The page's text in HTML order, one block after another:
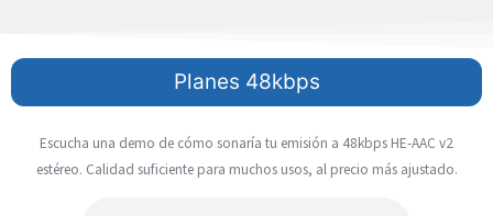
Planes 48kbps
Escucha una demo de cómo sonaría tu emisión a 48kbps HE-AAC v2
estéreo. Calidad suficiente para muchos usos, al precio más ajustado.